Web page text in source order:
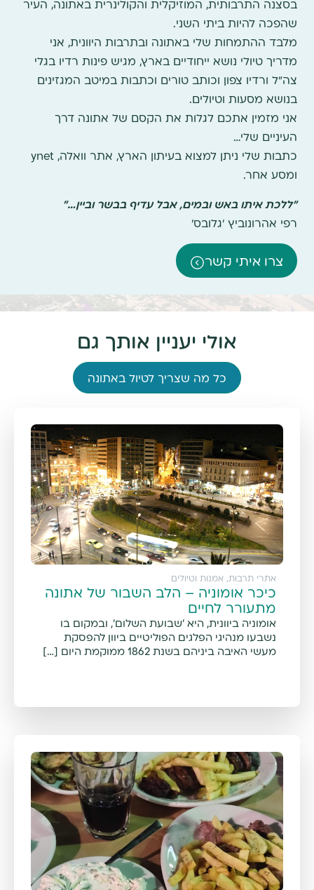
בסצנה התרבותית, המוזיקלית והקולינרית באתונה, העיר
שהפכה להיות ביתי השני.
מלבד ההתמחות שלי באתונה ובתרבות היוונית, אני
מדריך טיולי נושא ייחודיים בארץ, מגיש פינות רדיו בגלי
צה"ל ורדיו צפון וכותב טורים וכתבות במיטב המגזינים
בנושא מסעות וטיולים.
אני מזמין אתכם לגלות את הקסם של אתונה דרך
העיניים שלי…
כתבות שלי ניתן למצוא בעיתון הארץ, אתר וואלה, ynet
ומסע אחר.
"ללכת איתו באש ובמים, אבל עדיף בבשר וביין…"
רפי אהרונוביץ 'גלובס'
צרו איתי קשר
אולי יעניין אותך גם
כל מה שצריך לטיול באתונה
אתרי תרבות, אמנות וטיולים
כיכר אומוניה – הלב השבור של אתונה
מתעורר לחיים
אומוניה ביוונית, היא 'שבועת השלום', ובמקום בו
נשבעו מנהיגי הפלגים הפוליטיים ביוון להפסקת
מעשי האיבה ביניהם בשנת 1862 ממוקמת היום […]